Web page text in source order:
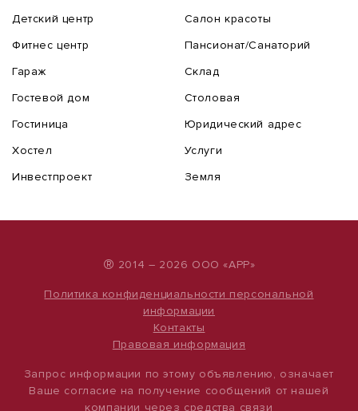
Детский центр
Фитнес центр
Гараж
Гостевой дом
Гостиница
Хостел
Инвестпроект
Салон красоты
Пансионат/Санаторий
Склад
Столовая
Юридический адрес
Услуги
Земля
® 2014 – 2026 ООО «АРР»
Политика конфиденциальности персональной
информации
Контакты
Правовая информация
Запрос информации по этому объявлению, означает
Ваше согласие на получение сообщений от нашей
компании через средства связи